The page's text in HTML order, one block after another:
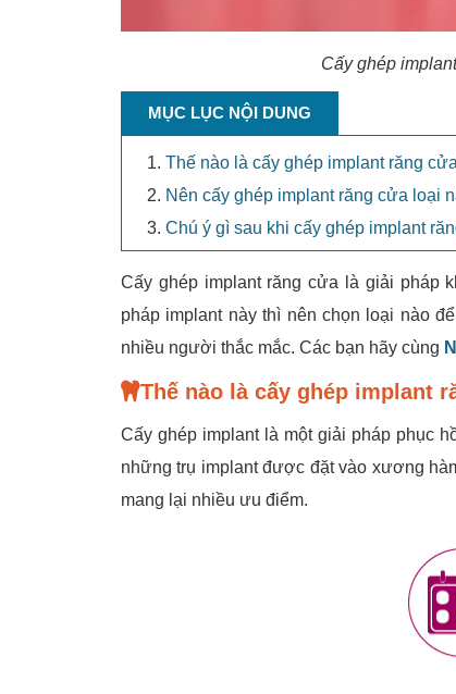
Cấy ghép
MỤC LỤC NỘI DUNG
Thế nào là cấy ghép implant răng
Nên cấy ghép implant răng cửa loại
Chú ý gì sau khi cấy ghép implant
Cấy ghép implant răng cửa là giải pháp
pháp implant này thì nên chọn loại nào
nhiều người thắc mắc. Các bạn hãy cùng
Thế nào là cấy ghép implant
Cấy ghép implant là một giải pháp phục
những trụ implant được đặt vào xương
mang lại nhiều ưu điểm.